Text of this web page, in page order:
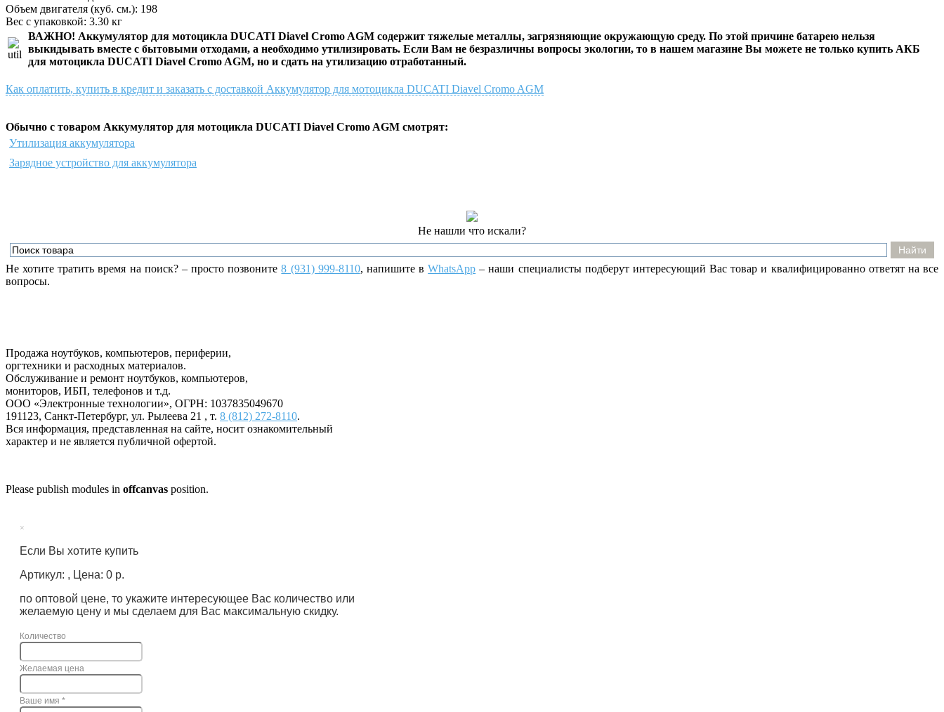
Объем двигателя (куб. см.): 198
Вес с упаковкой: 3.30 кг
ВАЖНО! Аккумулятор для мотоцикла DUCATI Diavel Cromo AGM содержит тяжелые металлы, загрязняющие окружающую среду. По этой причине батарею нельзя
выкидывать вместе с бытовыми отходами, а необходимо утилизировать. Если Вам не безразличны вопросы экологии, то в нашем магазине Вы можете не только купить АКБ
для мотоцикла DUCATI Diavel Cromo AGM, но и сдать на утилизацию отработанный.
Как оплатить, купить в кредит и заказать с доставкой Аккумулятор для мотоцикла DUCATI Diavel Cromo AGM
Обычно с товаром Аккумулятор для мотоцикла DUCATI Diavel Cromo AGM смотрят:
Утилизация аккумулятора
Зарядное устройство для аккумулятора
Не нашли что искали?
Не хотите тратить время на поиск? – просто позвоните8 (931) 999-8110, напишитевWhatsApp – наши специалисты подберут интересующий Вас товар и квалифицированно ответят на все
вопросы.
Продажа ноутбуков, компьютеров, периферии,
оргтехники и расходных материалов.
Обслуживание и ремонт ноутбуков, компьютеров,
мониторов, ИБП, телефонов и т.д.
ООО «Электронные технологии», ОГРН: 1037835049670
191123, Санкт-Петербург, ул. Рылеева 21 , т. 8 (812) 272-8110.
Вся информация, представленная на сайте, носит ознакомительный
характер и не является публичной офертой.
Please publish modules in offcanvas position.
×
Если Вы хотите купить
Артикул: , Цена: 0 р.
по оптовой цене, то укажите интересующее Вас количество или
желаемую цену и мы сделаем для Вас максимальную скидку.
Количество
Желаемая цена
Ваше имя *